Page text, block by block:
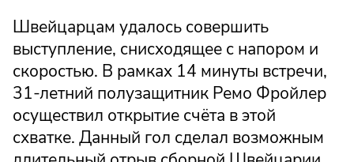
Швейцарцам удалось совершить
выступление, снисходящее с напором и
скоростью. В рамках 14 минуты встречи,
31-летний полузащитник Ремо Фройлер
осуществил открытие счёта в этой
схватке. Данный гол сделал возможным